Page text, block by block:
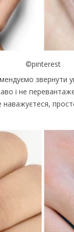
©pinterest
звернути
і не